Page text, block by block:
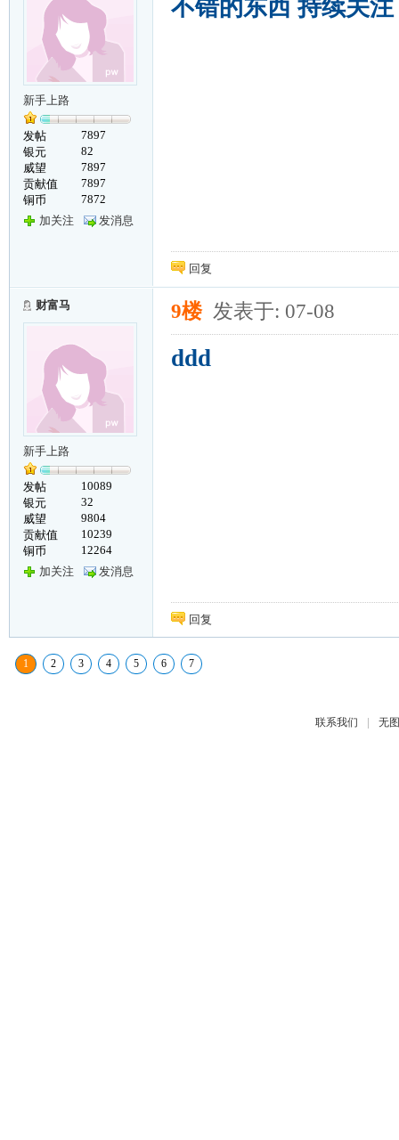
新手上路
发帖
7897
银元
82
威望
7897
贡献值
7897
铜币
7872
加关注
发消息
不错的东西 持续关注
回复
财富马
新手上路
发帖
10089
银元
32
威望
9804
贡献值
10239
铜币
12264
加关注
发消息
9楼 发表于: 07-08
ddd
回复
1 2 3 4 5 6 7
联系我们 | 无